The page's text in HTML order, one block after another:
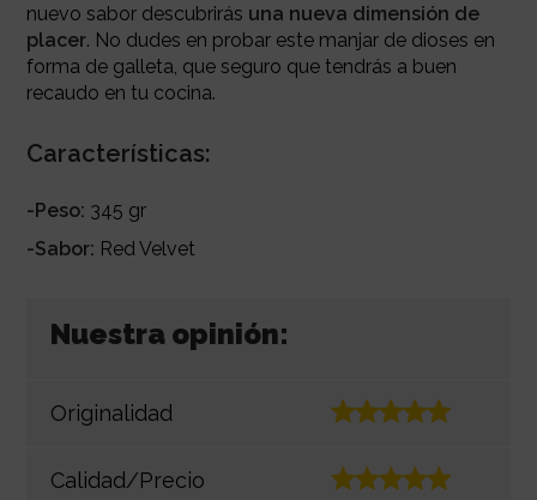
nuevo sabor descubrirás una nueva dimensión de
placer. No dudes en probar este manjar de dioses en
forma de galleta, que seguro que tendrás a buen
recaudo en tu cocina.
Características:
-Peso: 345 gr
-Sabor: Red Velvet
Nuestra opinión:
Originalidad
Calidad/Precio